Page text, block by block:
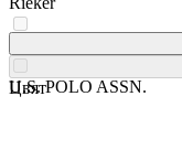
U.S. POLO ASSN.
Цвят